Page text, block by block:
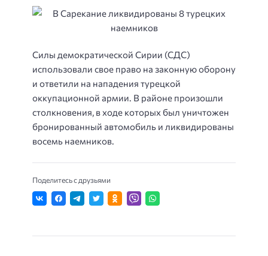
Силы демократической Сирии (СДС)
использовали свое право на законную оборону
и ответили на нападения турецкой
оккупационной армии. В районе произошли
столкновения, в ходе которых был уничтожен
бронированный автомобиль и ликвидированы
восемь наемников.
Поделитесь с друзьями